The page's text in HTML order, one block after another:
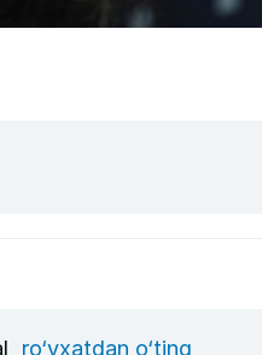
ro‘yxatdan o‘ting